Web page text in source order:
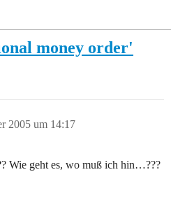
money order'
2005 um 14:17
Wie geht es, wo muß ich hin…???